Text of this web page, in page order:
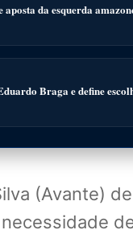
da esquerda
Braga e define
(Avante)